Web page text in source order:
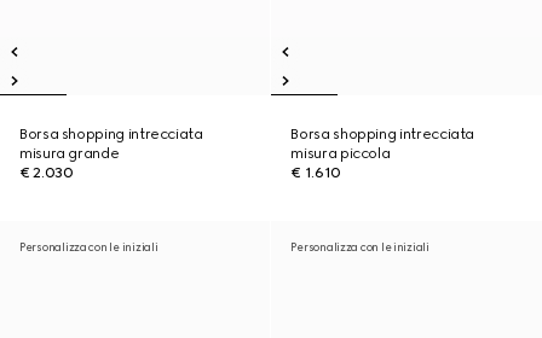
Borsa shopping intrecciata
misura grande
€ 2.030
Borsa shopping intrecciata
misura piccola
€ 1.610
Personalizza con le iniziali Personalizza con le iniziali